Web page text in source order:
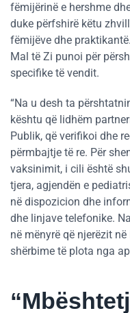
fëmijërinë e hershme
duke përfshirë këtu
fëmijëve dhe
Mal të Zi punoi për
specifike të vendit.
“Na u desh ta
kështu që lidhëm
Publik, që verifikoi dhe
përmbajtje të re. Për
vaksinimit, i cili është
tjera, agjendën e
në dispozicion dhe
dhe linjave telefonike.
në mënyrë që njerëzit
shërbime të plota nga